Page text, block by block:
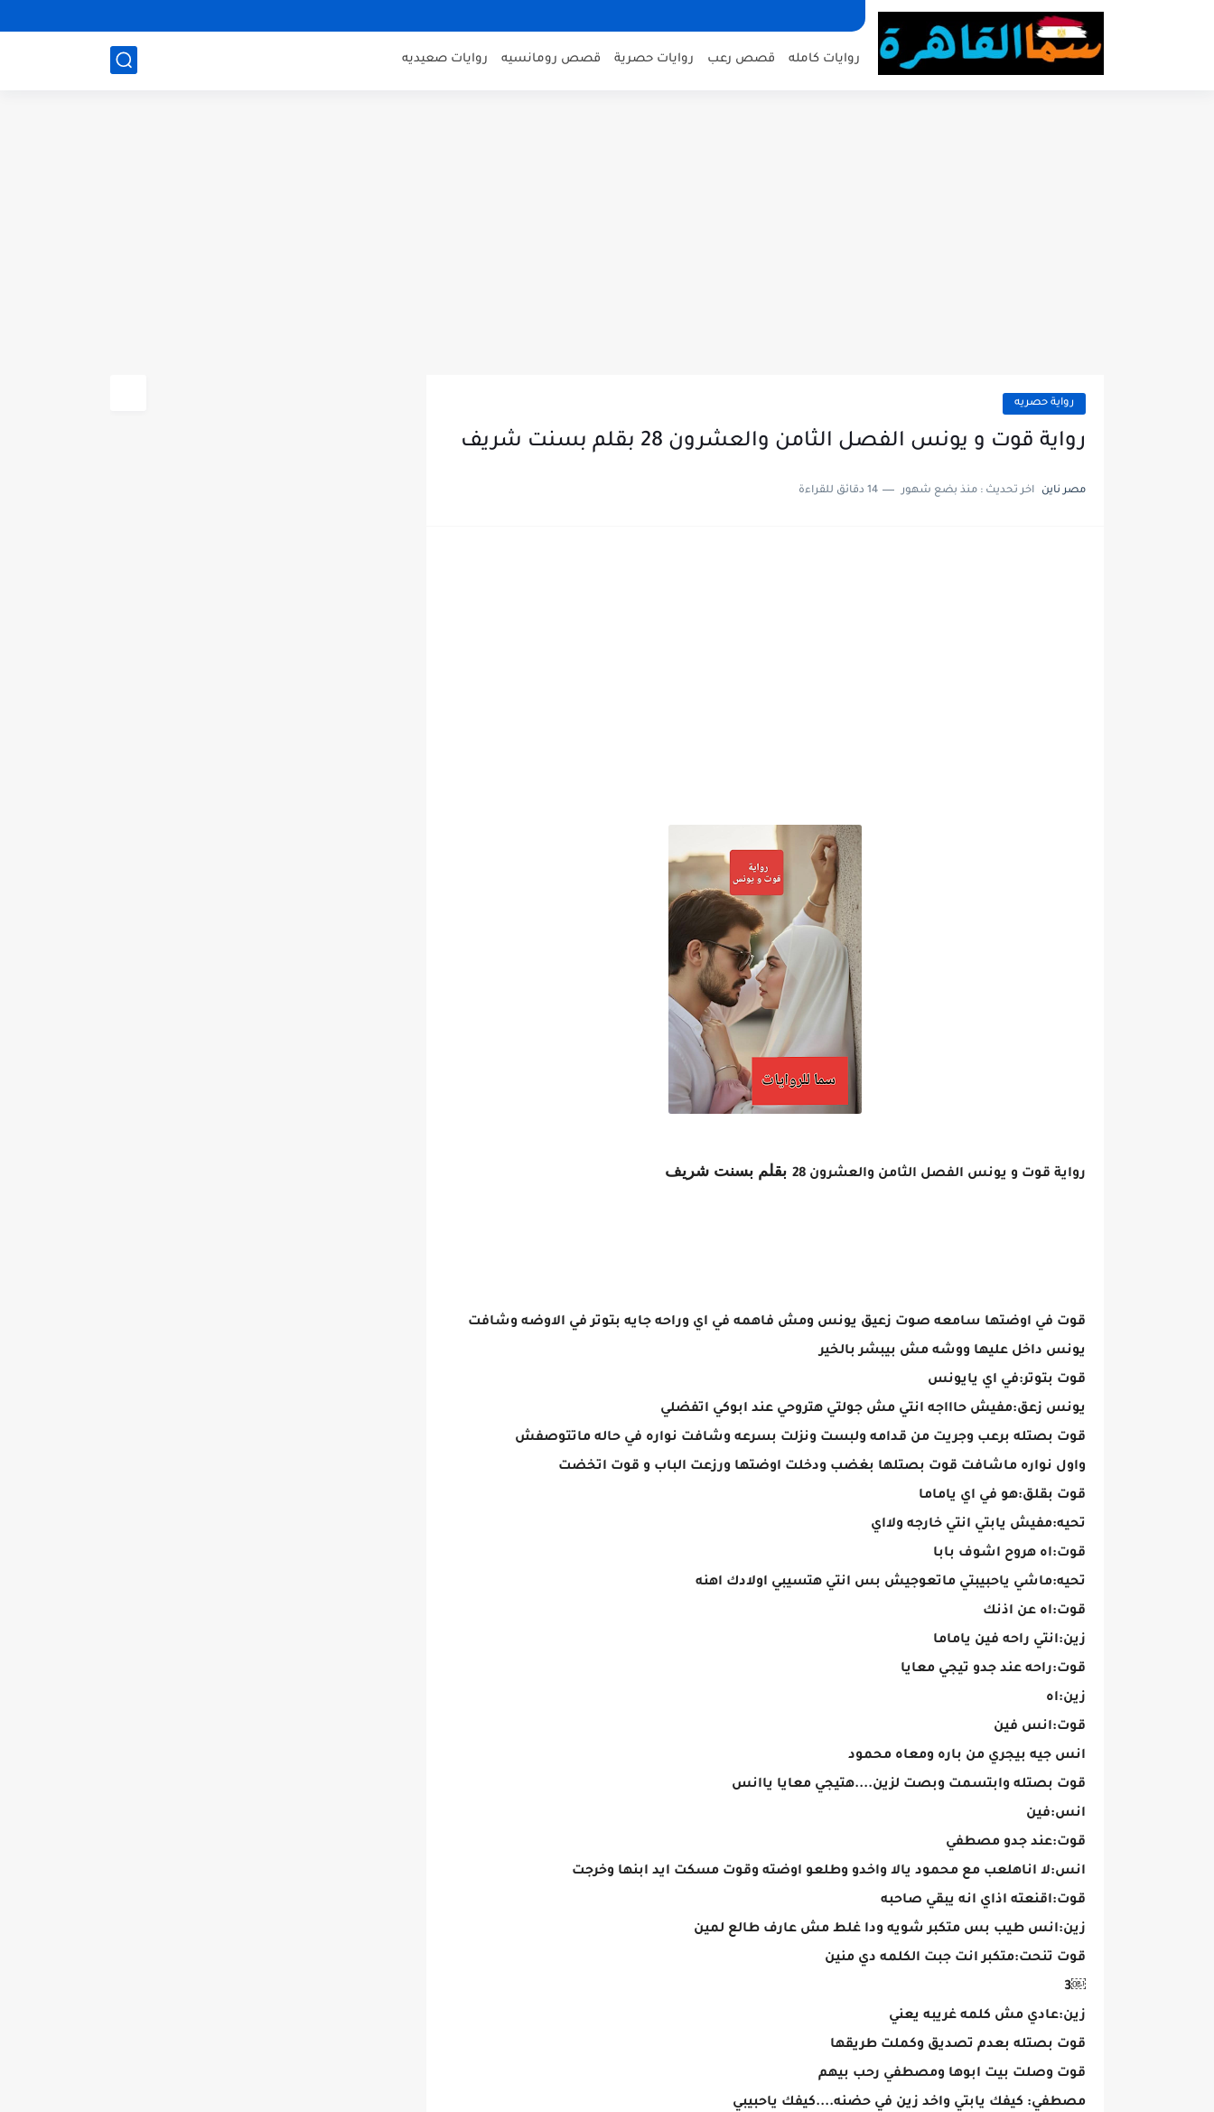
روايات كامله قصص رعب روايات حصرية قصص رومانسيه روايات صعيديه
رواية حصريه
رواية قوت و يونس الفصل الثامن والعشرون 28 بقلم بسنت شريف
مصر ناين اخر تحديث : منذ بضع شهور 14 دقائق للقراءة
رواية قوت و يونس الفصل الثامن والعشرون 28 بقلم بسنت شريف
قوت في اوضتها سامعه صوت زعيق يونس ومش فاهمه في اي وراحه جايه بتوتر في الاوضه وشافت
يونس داخل عليها ووشه مش بيبشر بالخير
قوت بتوتر:في اي يايونس
يونس زعق:مفيش حاااجه انتي مش جولتي هتروحي عند ابوكي اتفضلي
قوت بصتله برعب وجريت من قدامه ولبست ونزلت بسرعه وشافت نواره في حاله ماتتوصفش
واول نواره ماشافت قوت بصتلها بغضب ودخلت اوضتها ورزعت الباب و قوت اتخضت
قوت بقلق:هو في اي ياماما
تحيه:مفيش يابتي انتي خارجه ولااي
قوت:اه هروح اشوف بابا
تحيه:ماشي ياحبيبتي ماتعوجيش بس انتي هتسيبي اولادك اهنه
قوت:اه عن اذنك
زين:انتي راحه فين ياماما
قوت:راحه عند جدو تيجي معايا
زين:اه
قوت:انس فين
انس جيه بيجري من باره ومعاه محمود
قوت بصتله وابتسمت وبصت لزين....هتيجي معايا ياانس
انس:فين
قوت:عند جدو مصطفي
انس:لا اناهلعب مع محمود يالا واخدو وطلعو اوضته وقوت مسكت ايد ابنها وخرجت
قوت:اقنعته اذاي انه يبقي صاحبه
زين:انس طيب بس متكبر شويه ودا غلط مش عارف طالع لمين
قوت تنحت:متكبر انت جبت الكلمه دي منين
￼3
زين:عادي مش كلمه غريبه يعني
قوت بصتله بعدم تصديق وكملت طريقها
قوت وصلت بيت ابوها ومصطفي رحب بيهم
مصطفي: كيفك يابتي واخد زين في حضنه....كيفك ياحبيبي